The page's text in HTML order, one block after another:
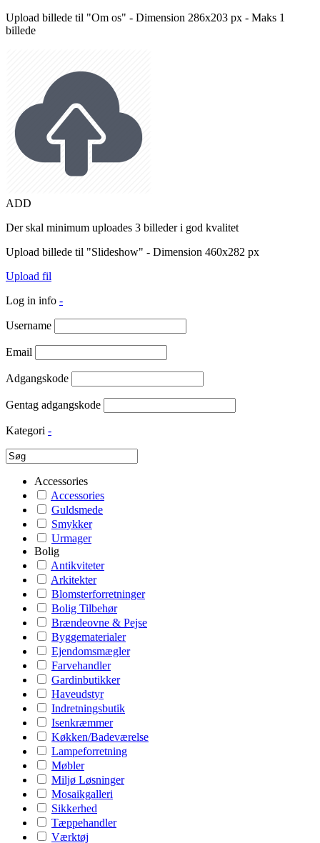
Upload billede til "Om os" - Dimension 286x203 px - Maks 1
billede
ADD
Der skal minimum uploades 3 billeder i god kvalitet
Upload billede til "Slideshow" - Dimension 460x282 px
Upload fil
Log in info -
Username
Email
Adgangskode
Gentag adgangskode
Kategori -
Accessories
Accessories
Guldsmede
Smykker
Urmager
Bolig
Antikviteter
Arkitekter
Blomsterforretninger
Bolig Tilbehør
Brændeovne & Pejse
Byggematerialer
Ejendomsmægler
Farvehandler
Gardinbutikker
Haveudstyr
Indretningsbutik
Isenkræmmer
Køkken/Badeværelse
Lampeforretning
Møbler
Miljø Løsninger
Mosaikgalleri
Sikkerhed
Tæppehandler
Værktøj